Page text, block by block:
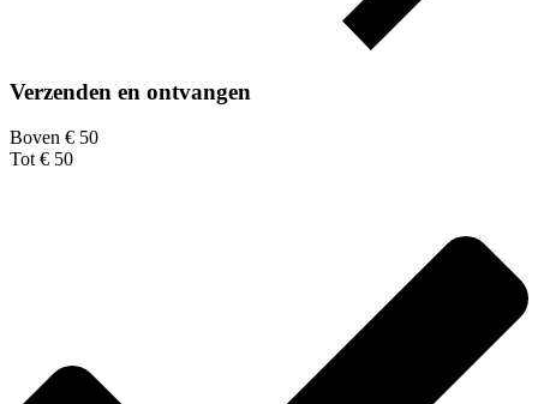
Verzenden en ontvangen
Boven € 50
Tot € 50